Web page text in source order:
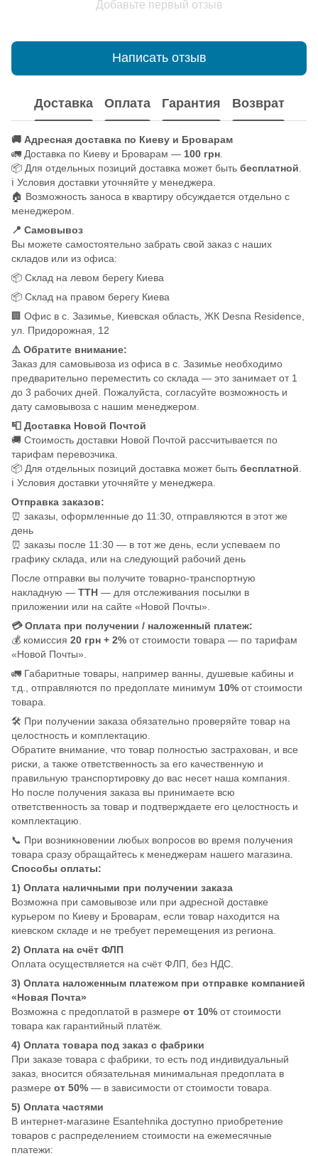
Добавьте первый отзыв
Написать отзыв
Доставка Оплата Гарантия Возврат
🚚 Адресная доставка по Киеву и Броварам
🚛 Доставка по Киеву и Броварам — 100 грн
📦 Для отдельных позиций доставка может быть бесплатной
ℹ️ Условия доставки уточняйте у менеджера.
🏠 Возможность заноса в квартиру обсуждается отдельно с
менеджером.
📍 Самовывоз
Вы можете самостоятельно забрать свой заказ с наших
складов или из офиса:
📦 Склад на левом берегу Киева
📦 Склад на правом берегу Киева
🏢 Офис в с. Зазимье, Киевская область, ЖК Desna Residence,
ул. Придорожная, 12
⚠️ Обратите внимание:
Заказ для самовывоза из офиса в с. Зазимье необходимо
предварительно переместить со склада — это занимает от 1
до 3 рабочих дней. Пожалуйста, согласуйте возможность и
дату самовывоза с нашим менеджером.
📮 Доставка Новой Почтой
🚚 Стоимость доставки Новой Почтой рассчитывается по
тарифам перевозчика.
📦 Для отдельных позиций доставка может быть бесплатной
ℹ️ Условия доставки уточняйте у менеджера.
Отправка заказов:
⏰ заказы, оформленные до 11:30, отправляются в этот же
день
⏰ заказы после 11:30 — в тот же день, если успеваем по
графику склада, или на следующий рабочий день
После отправки вы получите товарно-транспортную
накладную — ТТН — для отслеживания посылки в
приложении или на сайте «Новой Почты».
💳 Оплата при получении / наложенный платеж:
💰 комиссия 20 грн + 2% от стоимости товара — по тарифам
«Новой Почты».
🚛 Габаритные товары, например ванны, душевые кабины и
т.д., отправляются по предоплате минимум 10% от стоимости
товара.
🛠️ При получении заказа обязательно проверяйте товар на
целостность и комплектацию.
Обратите внимание, что товар полностью застрахован, и все
риски, а также ответственность за его качественную и
правильную транспортировку до вас несет наша компания.
Но после получения заказа вы принимаете всю
ответственность за товар и подтверждаете его целостность и
комплектацию.
📞 При возникновении любых вопросов во время получения
товара сразу обращайтесь к менеджерам нашего магазина.
Способы оплаты:
1) Оплата наличными при получении заказа
Возможна при самовывозе или при адресной доставке
курьером по Киеву и Броварам, если товар находится на
киевском складе и не требует перемещения из региона.
2) Оплата на счёт ФЛП
Оплата осуществляется на счёт ФЛП, без НДС.
3) Оплата наложенным платежом при отправке компанией
«Новая Почта»
Возможна с предоплатой в размере от 10% от стоимости
товара как гарантийный платёж.
4) Оплата товара под заказ с фабрики
При заказе товара с фабрики, то есть под индивидуальный
заказ, вносится обязательная минимальная предоплата в
размере от 50% — в зависимости от стоимости товара.
5) Оплата частями
В интернет-магазине Esantehnika доступно приобретение
товаров с распределением стоимости на ежемесячные
платежи: